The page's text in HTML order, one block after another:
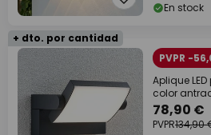
En stock
+ dto. por cantidad
PVPR -
Aplique
color
78,90 €
PVPR134,90